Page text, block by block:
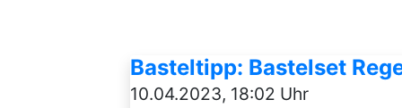
Basteltipp: Bastelset
10.04.2023, 18:02 Uhr